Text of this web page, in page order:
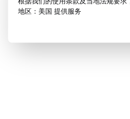
地区：美国 提供服务